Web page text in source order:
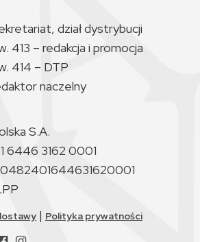
dział dystrybucji
413 – redakcja i promocja
414 – DTP
naczelny
S.A.
6446 3162 0001
| Polityka prywatności